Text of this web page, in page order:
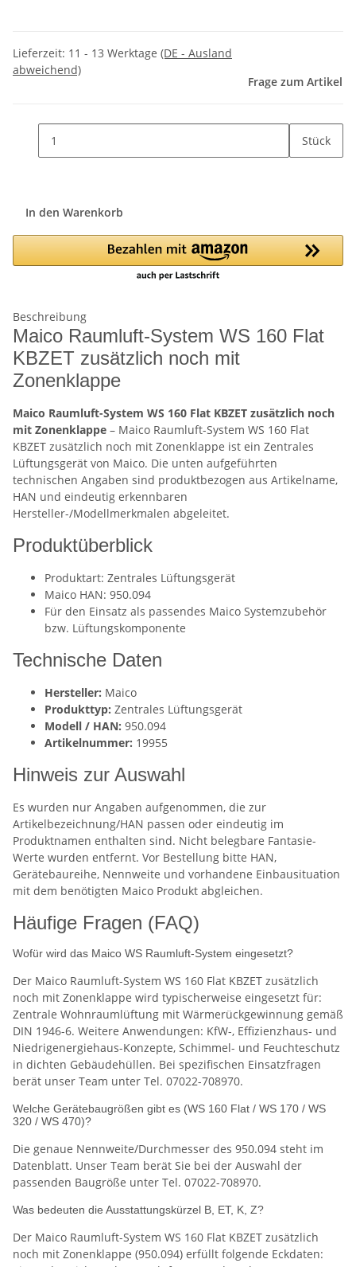
Lieferzeit: 11 - 13 Werktage (DE - Ausland
abweichend)
Frage zum Artikel
Stück
In den Warenkorb
Beschreibung
Maico Raumluft-System WS 160 Flat
KBZET zusätzlich noch mit
Zonenklappe
Maico Raumluft-System WS 160 Flat KBZET zusätzlich noch
mit Zonenklappe – Maico Raumluft-System WS 160 Flat
KBZET zusätzlich noch mit Zonenklappe ist ein Zentrales
Lüftungsgerät von Maico. Die unten aufgeführten
technischen Angaben sind produktbezogen aus Artikelname,
HAN und eindeutig erkennbaren
Hersteller-/Modellmerkmalen abgeleitet.
Produktüberblick
Produktart: Zentrales Lüftungsgerät
Maico HAN: 950.094
Für den Einsatz als passendes Maico Systemzubehör
bzw. Lüftungskomponente
Technische Daten
Hersteller: Maico
Produkttyp: Zentrales Lüftungsgerät
Modell / HAN: 950.094
Artikelnummer: 19955
Hinweis zur Auswahl
Es wurden nur Angaben aufgenommen, die zur
Artikelbezeichnung/HAN passen oder eindeutig im
Produktnamen enthalten sind. Nicht belegbare Fantasie-
Werte wurden entfernt. Vor Bestellung bitte HAN,
Gerätebaureihe, Nennweite und vorhandene Einbausituation
mit dem benötigten Maico Produkt abgleichen.
Häufige Fragen (FAQ)
Wofür wird das Maico WS Raumluft-System eingesetzt?
Der Maico Raumluft-System WS 160 Flat KBZET zusätzlich
noch mit Zonenklappe wird typischerweise eingesetzt für:
Zentrale Wohnraumlüftung mit Wärmerückgewinnung gemäß
DIN 1946-6. Weitere Anwendungen: KfW-, Effizienzhaus- und
Niedrigenergiehaus-Konzepte, Schimmel- und Feuchteschutz
in dichten Gebäudehüllen. Bei spezifischen Einsatzfragen
berät unser Team unter Tel. 07022-708970.
Welche Gerätebaugrößen gibt es (WS 160 Flat / WS 170 / WS
320 / WS 470)?
Die genaue Nennweite/Durchmesser des 950.094 steht im
Datenblatt. Unser Team berät Sie bei der Auswahl der
passenden Baugröße unter Tel. 07022-708970.
Was bedeuten die Ausstattungskürzel B, ET, K, Z?
Der Maico Raumluft-System WS 160 Flat KBZET zusätzlich
noch mit Zonenklappe (950.094) erfüllt folgende Eckdaten: